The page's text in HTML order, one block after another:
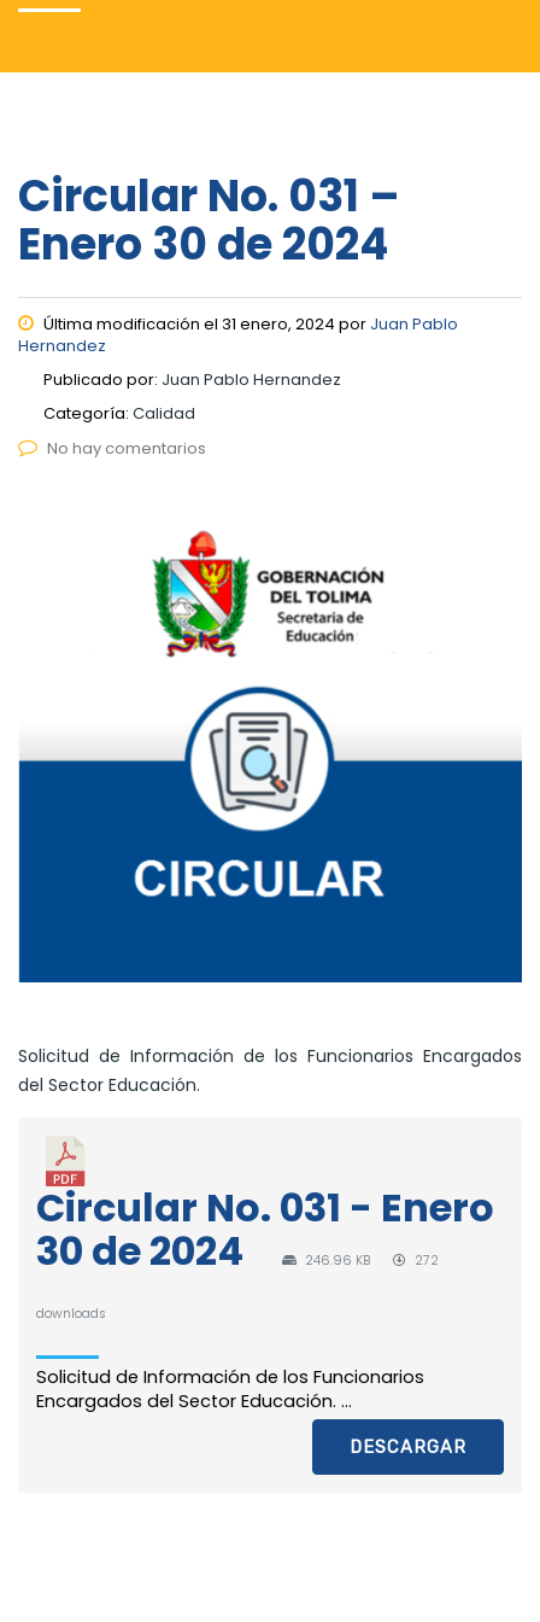
Circular No. 031 –
Enero 30 de 2024
Última modificación el 31 enero, 2024 por Juan Pablo
Hernandez
Publicado por: Juan Pablo Hernandez
Categoría: Calidad
No hay comentarios
Solicitud de Información de los Funcionarios Encargados
del Sector Educación.
Circular No. 031 - Enero
30 de 2024
246.96 KB 272
downloads
Solicitud de Información de los Funcionarios
Encargados del Sector Educación. ...
DESCARGAR